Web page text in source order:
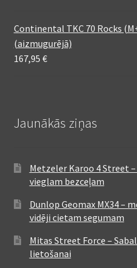
Continental TKC 70 Rocks
(aizmugurējā)
167,95 €
Jaunākās ziņas
Metzeler Karoo 4 Street
vieglam bezceļam
Dunlop Geomax MX34 –
vidēji cietam segumam
Mitas Street Force –
lietošanai